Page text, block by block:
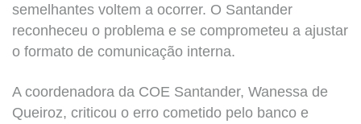
semelhantes voltem a ocorrer. O Santander
reconheceu o problema e se comprometeu a ajustar
o formato de comunicação interna.
A coordenadora da COE Santander, Wanessa de
Queiroz, criticou o erro cometido pelo banco e